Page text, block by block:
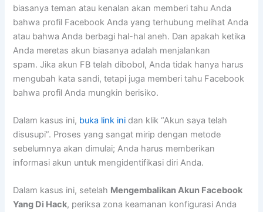
biasanya teman atau kenalan akan memberi tahu Anda
bahwa profil Facebook Anda yang terhubung melihat Anda
atau bahwa Anda berbagi hal-hal aneh. Dan apakah ketika
Anda meretas akun biasanya adalah menjalankan
spam. Jika akun FB telah dibobol, Anda tidak hanya harus
mengubah kata sandi, tetapi juga memberi tahu Facebook
bahwa profil Anda mungkin berisiko.
Dalam kasus ini, buka link ini dan klik “Akun saya telah
disusupi”. Proses yang sangat mirip dengan metode
sebelumnya akan dimulai; Anda harus memberikan
informasi akun untuk mengidentifikasi diri Anda.
Dalam kasus ini, setelah Mengembalikan Akun Facebook
Yang Di Hack, periksa zona keamanan konfigurasi Anda